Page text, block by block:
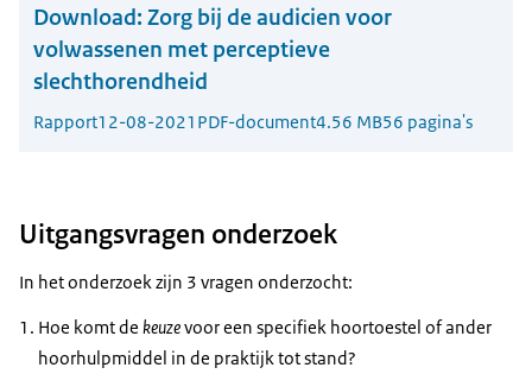
Download: Zorg bij de audicien voor
volwassenen met perceptieve
slechthorendheid
Rapport12-08-2021 PDF-document4.56 MB56 pagina's
Uitgangsvragen onderzoek
In het onderzoek zijn 3 vragen onderzocht:
Hoe komt de keuzevoor een specifiek hoortoestel of ander
hoorhulpmiddel in de praktijk tot stand?